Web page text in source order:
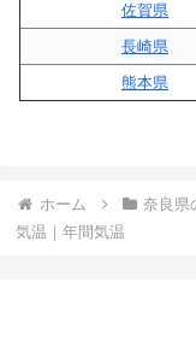
佐賀県
長崎県
熊本県
ホーム 奈良県
気温｜年間気温